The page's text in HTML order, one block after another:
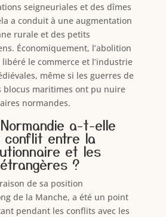
seigneuriales et des dîmes
a conduit à une augmentation
rurale et des petits
Économiquement, l’abolition
le commerce et l’industrie
même si les guerres de
blocus maritimes ont pu nuire
normandes.
a-t-elle
conflit entre la
et les
?
de sa position
de la Manche, a été un point
pendant les conflits avec les